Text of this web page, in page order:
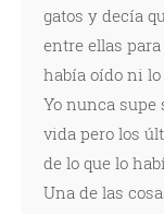
gatos y decía
entre ellas
había oído ni
Yo nunca supe
vida pero los
de lo que lo
Una de las